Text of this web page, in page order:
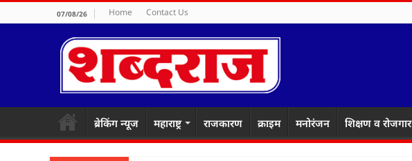
07/08/26 Home Contact Us
ब्रेकिंग न्यूज महाराष्ट्र राजकारण क्राइम मनोरंजन शिक्षण व रोजगार